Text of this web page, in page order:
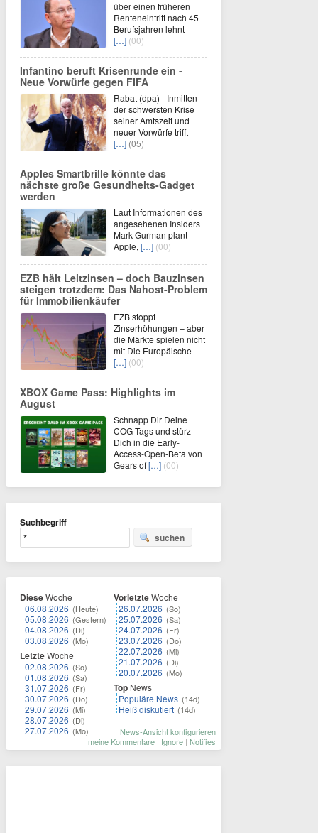
über einen früheren
Renteneintritt nach 45
Berufsjahren lehnt
[…] (00)
Infantino beruft Krisenrunde ein -
Neue Vorwürfe gegen FIFA
Rabat (dpa) - Inmitten
der schwersten Krise
seiner Amtszeit und
neuer Vorwürfe trifft
[…] (05)
Apples Smartbrille könnte das
nächste große Gesundheits-Gadget
werden
Laut Informationen des
angesehenen Insiders
Mark Gurman plant
Apple, […] (00)
EZB hält Leitzinsen – doch Bauzinsen
steigen trotzdem: Das Nahost-Problem
für Immobilienkäufer
EZB stoppt
Zinserhöhungen – aber
die Märkte spielen nicht
mit Die Europäische
[…] (00)
XBOX Game Pass: Highlights im
August
Schnapp Dir Deine
COG-Tags und stürz
Dich in die Early-
Access-Open-Beta von
Gears of[…] (00)
Suchbegriff
suchen
DieseWoche
06.08.2026 (Heute)
05.08.2026 (Gestern)
04.08.2026 (Di)
03.08.2026 (Mo)
LetzteWoche
02.08.2026 (So)
01.08.2026 (Sa)
31.07.2026 (Fr)
30.07.2026 (Do)
29.07.2026 (Mi)
28.07.2026 (Di)
27.07.2026 (Mo)
VorletzteWoche
26.07.2026 (So)
25.07.2026 (Sa)
24.07.2026 (Fr)
23.07.2026 (Do)
22.07.2026 (Mi)
21.07.2026 (Di)
20.07.2026 (Mo)
Top News
Populäre News (14d)
Heiß diskutiert (14d)
News-Ansicht konfigurieren
meine Kommentare | Ignore | Notifies